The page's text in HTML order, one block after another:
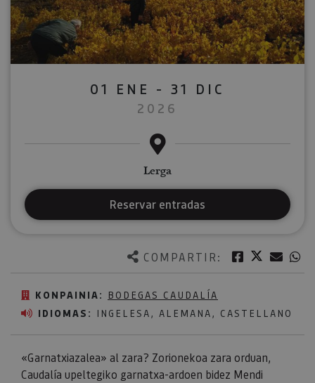
COMPARTIR: Facebook
Twitter
KONPAINIA: BODEGAS CAUDALÍA
IDIOMAS: INGELESA, ALEMANA, CASTELLANO
«Garnatxiazalea» al zara? Zorionekoa zara orduan,
Caudalía upeltegiko garnatxa-ardoen bidez Mendi
01 ENE - 31 DIC
2026
Lerga
Reservar entradas